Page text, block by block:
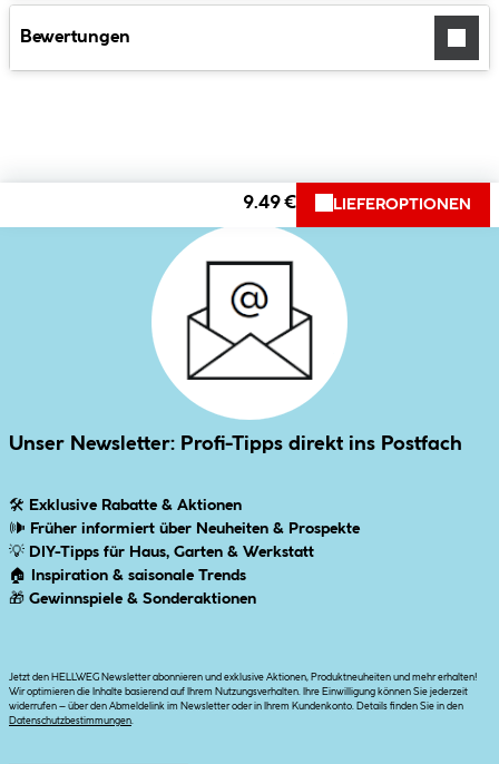
Bewertungen
9.49 € LIEFEROPTIONEN
Unser Newsletter: Profi-Tipps direkt ins Postfach
🛠 Exklusive Rabatte & Aktionen
🕪 Früher informiert über Neuheiten & Prospekte
💡 DIY-Tipps für Haus, Garten & Werkstatt
🏠
Inspiration & saisonale Trends
🎁 Gewinnspiele & Sonderaktionen
Jetzt den HELLWEG Newsletter abonnieren und exklusive Aktionen, Produktneuheiten und mehr erhalten!
Wir optimieren die Inhalte basierend auf Ihrem Nutzungsverhalten. Ihre Einwilligung können Sie jederzeit
widerrufen – über den Abmeldelink im Newsletter oder in Ihrem Kundenkonto. Details finden Sie in den
Datenschutzbestimmungen.